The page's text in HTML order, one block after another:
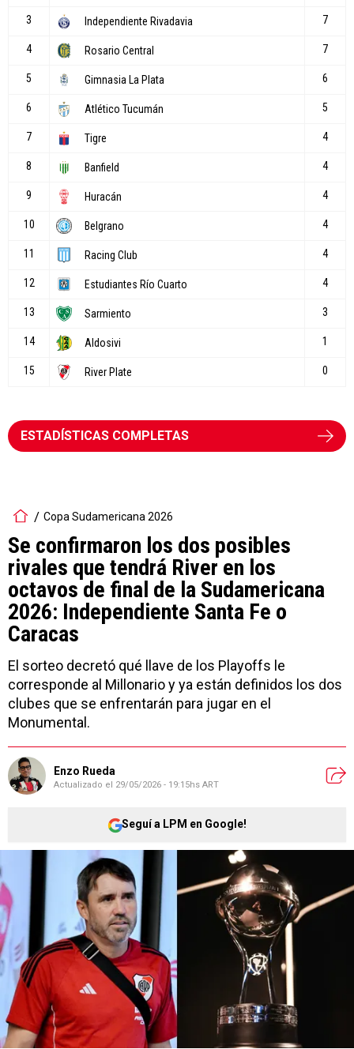
ESTADÍSTICAS COMPLETAS
Copa Sudamericana 2026
Se confirmaron los dos posibles
rivales que tendrá River en los
octavos de final de la Sudamericana
2026: Independiente Santa Fe o
Caracas
El sorteo decretó qué llave de los Playoffs le
corresponde al Millonario y ya están definidos los dos
clubes que se enfrentarán para jugar en el
Monumental.
Enzo Rueda
Actualizado el 29/05/2026 - 19:15hs ART
Seguí a LPM en Google!